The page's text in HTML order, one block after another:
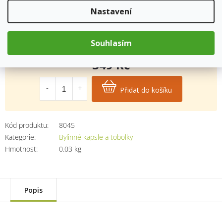
Nastavení
Souhlasím
Skladem(10 ks) 11.8.2026
éček. Upřednostňuje kvalitu, čistotu a účinnost nade vše.
Kód produktu:
8045
Kategorie:
Bylinné kapsle a tobolky
Hmotnost: 0.03 kg
349 Kč
Měrná
cena:
Přidat do košíku
Popis